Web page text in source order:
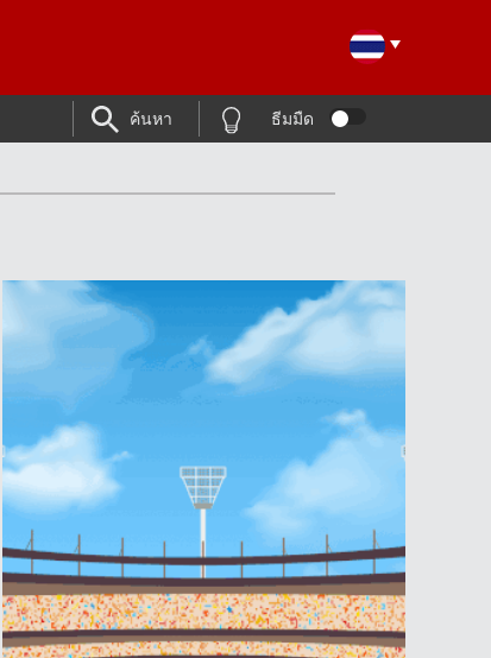
ค้นหา ธีมมืด